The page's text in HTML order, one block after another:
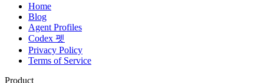
Home
Blog
Agent Profiles
Codex 펫
Privacy Policy
Terms of Service
Product